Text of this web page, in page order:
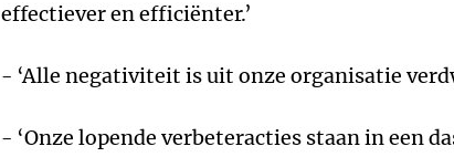
effectiever en efficiënter.’
- ‘Alle negativiteit is uit onze organisatie
- ‘Onze lopende verbeteracties staan in een